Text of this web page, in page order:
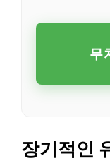
무
장기적인